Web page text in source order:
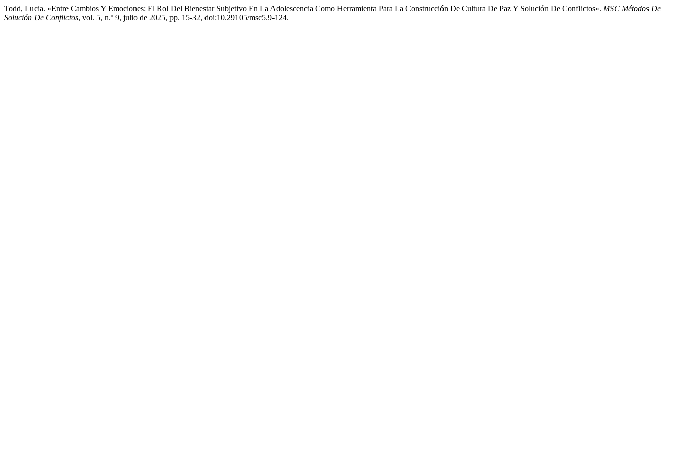
Todd, Lucia. «Entre Cambios Y Emociones: El Rol Del Bienestar Subjetivo En La Adolescencia Como Herramienta Para La Construcción De Cultura De Paz Y Solución De Conflictos». MSC Métodos De
Solución De Conflictos, vol. 5, n.º 9, julio de 2025, pp. 15-32, doi:10.29105/msc5.9-124.